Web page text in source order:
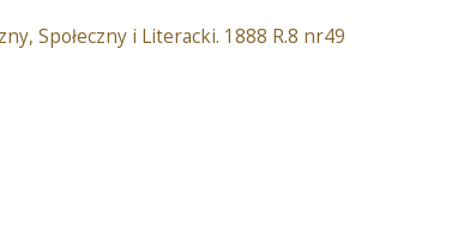
Społeczny i Literacki. 1888 R.8 nr49